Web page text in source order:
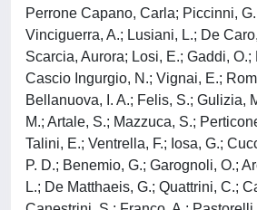
Perrone Capano, Carla; Piccinni,
Vinciguerra, A.; Lusiani, L.; De
Scarcia, Aurora; Losi, E.; Gaddi, O.;
Cascio Ingurgio, N.; Vignai, E.;
Bellanuova, I. A.; Felis, S.; Gulizia,
M.; Artale, S.; Mazzuca, S.;
Talini, E.; Ventrella, F.; Iosa, G.;
P. D.; Benemio, G.; Garognoli, O.;
L.; De Matthaeis, G.; Quattrini, C.;